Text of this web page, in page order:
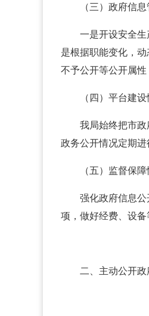
（三）政府信
一是开设安全
是根据职能变化，
不予公开等公开属性
（四）平台建
我局始终把市
政务公开情况定期
（五）监督保
强化政府信息
项，做好经费、设备
二、主动公开